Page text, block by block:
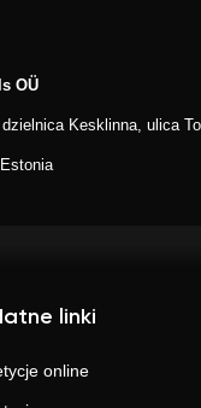
OÜ
Kesklinna, ulica
linki
online